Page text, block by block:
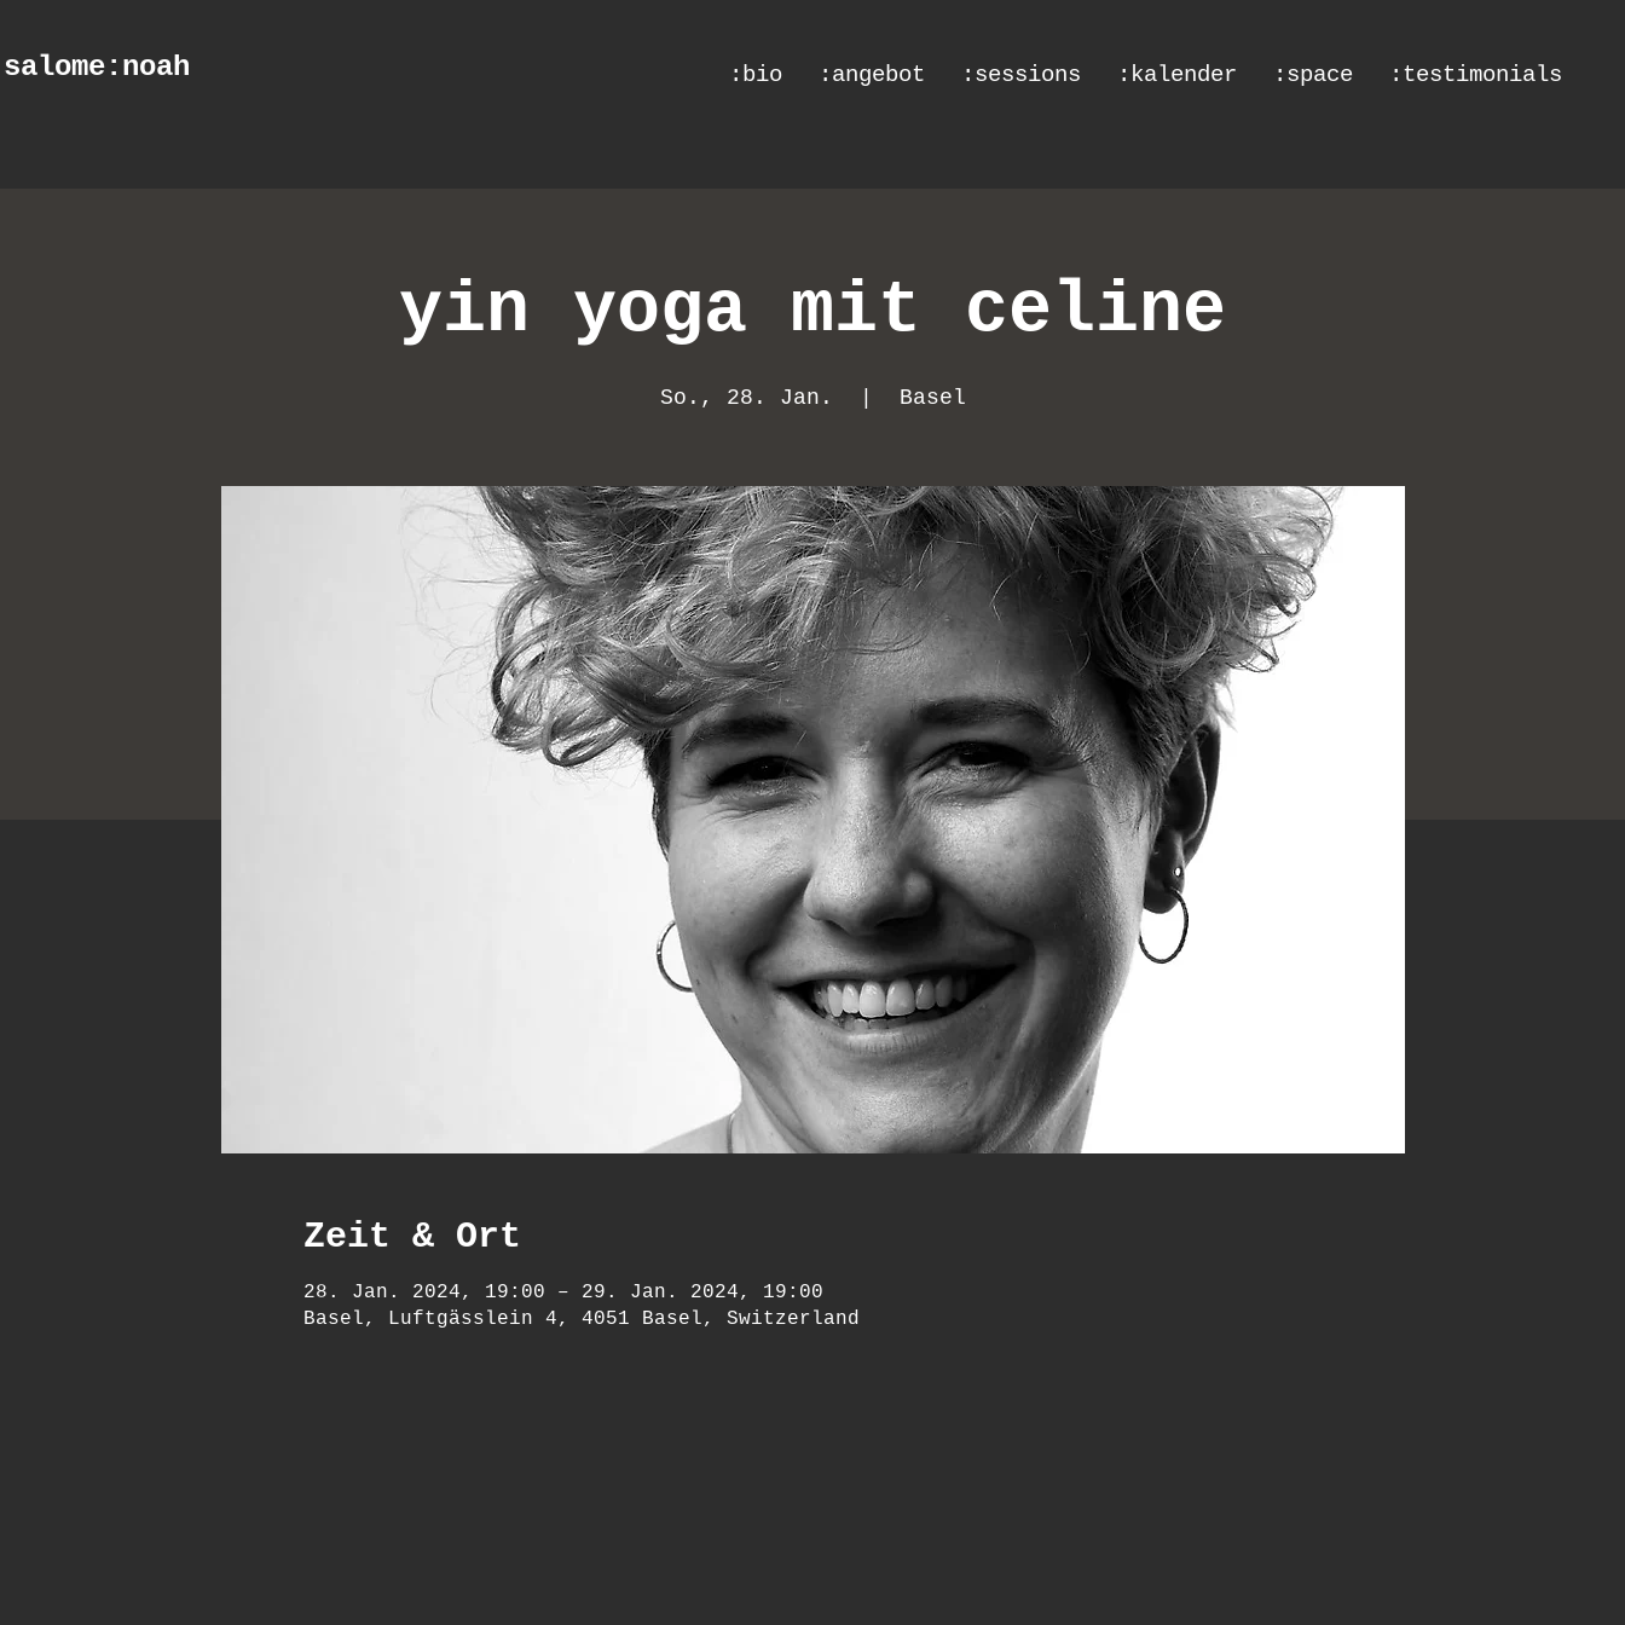
salome:noah :bio :angebot :sessions :kalender :space :testimonials
yin yoga mit celine
So., 28. Jan. Basel
Zeit & Ort
28. Jan. 2024, 19:00 – 29. Jan. 2024, 19:00
Basel, Luftgässlein 4, 4051 Basel, Switzerland